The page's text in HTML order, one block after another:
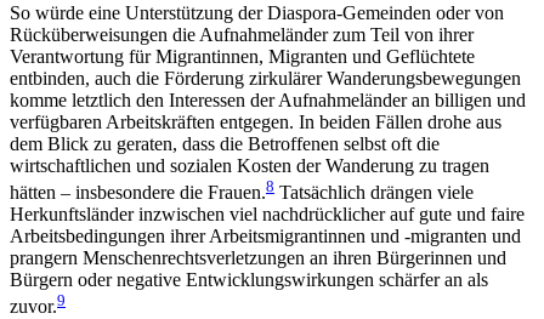
So würde eine Unterstützung der Diaspora-Gemeinden oder von
Rücküberweisungen die Auf­nahmeländer zum Teil von ihrer
Verantwortung für Migrantinnen, Migranten und Geflüchtete
entbinden, auch die Förderung zirkulärer Wanderungsbewegun­gen
komme letztlich den Interessen der Aufnahme­länder an billigen und
verfügbaren Arbeitskräften entgegen. In beiden Fällen drohe aus
dem Blick zu geraten, dass die Betroffenen selbst oft die
wirtschaftlichen und sozialen Kosten der Wanderung zu tragen
hätten – insbesondere die Frauen.8 Tatsächlich drän­gen viele
Herkunftsländer inzwischen viel nachdrücklicher auf gute und faire
Arbeitsbedingungen ihrer Arbeitsmigrantinnen und ‑migranten und
prangern Menschenrechtsverletzungen an ihren Bürgerinnen und
Bürgern oder negative Entwicklungswirkungen schärfer an als
zuvor.9